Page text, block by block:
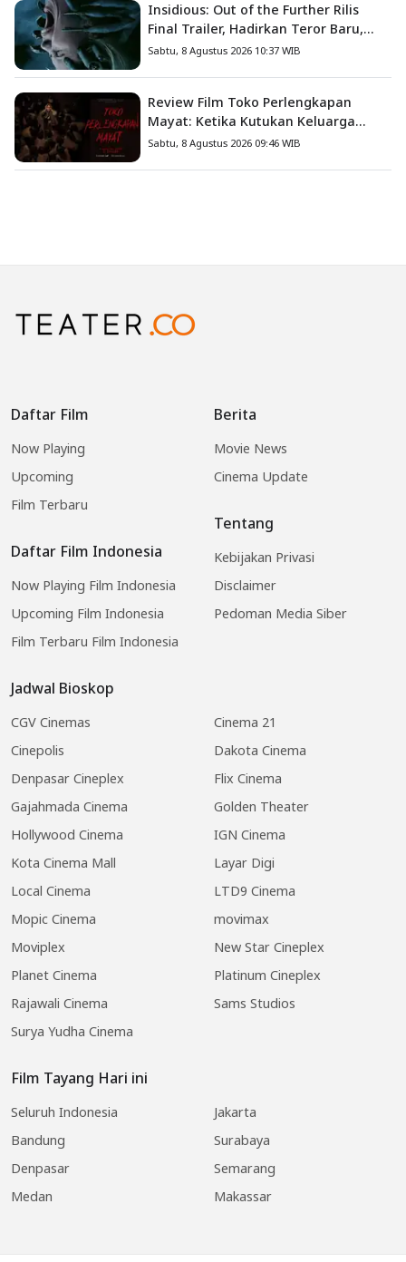
Insidious: Out of the Further Rilis
Final Trailer, Hadirkan Teror Baru,
Iblis Kini Masuk ke Dunia Manusia
Sabtu, 8 Agustus 2026 10:37 WIB
Review Film Toko Perlengkapan
Mayat: Ketika Kutukan Keluarga
Menjadi Sumber Teror yang
Sabtu, 8 Agustus 2026 09:46 WIB
Daftar Film
Now Playing
Upcoming
Film Terbaru
Daftar Film Indonesia
Now Playing Film Indonesia
Upcoming Film Indonesia
Film Terbaru Film Indonesia
Jadwal Bioskop
CGV Cinemas
Cinema 21
Cinepolis
Dakota Cinema
Denpasar Cineplex
Flix Cinema
Gajahmada Cinema
Golden Theater
Hollywood Cinema
IGN Cinema
Kota Cinema Mall
Layar Digi
Local Cinema
LTD9 Cinema
Mopic Cinema
movimax
Moviplex
New Star Cineplex
Planet Cinema
Platinum Cineplex
Rajawali Cinema
Sams Studios
Surya Yudha Cinema
Film Tayang Hari ini
Seluruh Indonesia
Jakarta
Bandung
Surabaya
Denpasar
Semarang
Medan
Makassar
Berita
Movie News
Cinema Update
Tentang
Kebijakan Privasi
Disclaimer
Pedoman Media Siber